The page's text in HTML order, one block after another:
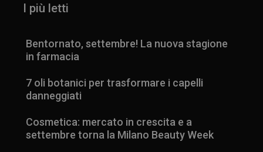
I più letti
Bentornato, settembre! La nuova stagione
in farmacia
7 oli botanici per trasformare i capelli
danneggiati
Cosmetica: mercato in crescita e a
settembre torna la Milano Beauty Week